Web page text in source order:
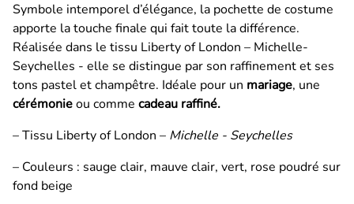
Symbole intemporel d’élégance, la pochette de costume
apporte la touche finale qui fait toute la différence.
Réalisée dans le tissu Liberty of London – Michelle-
Seychelles - elle se distingue par son raffinement et ses
tons pastel et champêtre. Idéale pour un mariage, une
cérémonieou comme cadeau raffiné.
– Tissu Liberty of London – Michelle - Seychelles
– Couleurs : sauge clair, mauve clair, vert, rose poudré sur
fond beige